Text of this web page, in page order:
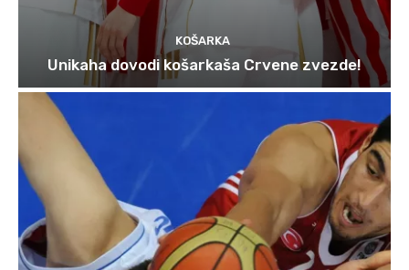
KOŠARKA
Unikaha dovodi košarkaša Crvene zvezde!